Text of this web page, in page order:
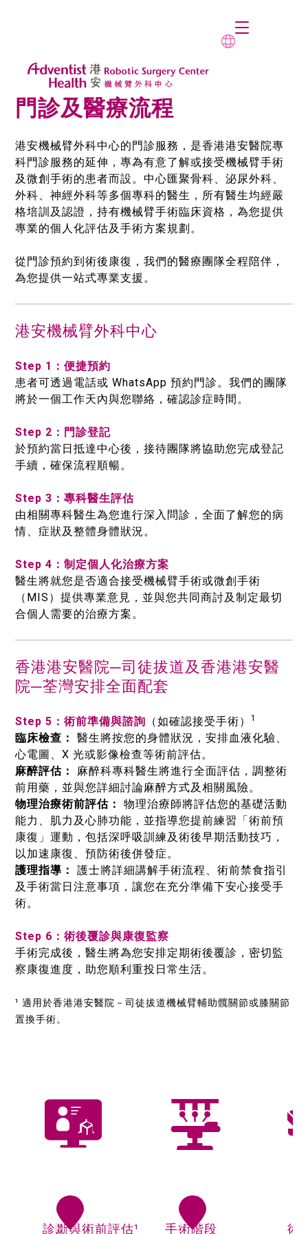
門診及醫療流程
港安機械臂外科中心的門診服務，是香港港安醫院專
科門診服務的延伸，專為有意了解或接受機械臂手術
及微創手術的患者而設。中心匯聚骨科、泌尿外科、
外科、神經外科等多個專科的醫生，所有醫生均經嚴
格培訓及認證，持有機械臂手術臨床資格，為您提供
專業的個人化評估及手術方案規劃。
從門診預約到術後康復，我們的醫療團隊全程陪伴，
為您提供一站式專業支援。
港安機械臂外科中心
Step 1：便捷預約
患者可透過電話或 WhatsApp 預約門診。我們的團隊
將於一個工作天內與您聯絡，確認診症時間。
Step 2：門診登記
於預約當日抵達中心後，接待團隊將協助您完成登記
手續，確保流程順暢。
Step 3：專科醫生評估
由相關專科醫生為您進行深入問診，全面了解您的病
情、症狀及整體身體狀況。
Step 4：制定個人化治療方案
醫生將就您是否適合接受機械臂手術或微創手術
（MIS）提供專業意見，並與您共同商討及制定最切
合個人需要的治療方案。
香港港安醫院─司徒拔道及香港港安醫
院─荃灣安排全面配套
Step 5：術前準備與諮詢 （如確認接受手術） 1
臨床檢查 ：
醫生將按您的身體狀況，安排血液化驗、
心電圖、X 光或影像檢查等術前評估。
麻醉評估 ：
麻醉科專科醫生將進行全面評估，調整術
前用藥，並與您詳細討論麻醉方式及相關風險。
物理治療術前評估 ：
物理治療師將評估您的基礎活動
能力、肌力及心肺功能，並指導您提前練習「術前預
康復」運動，包括深呼吸訓練及術後早期活動技巧，
以加速康復、預防術後併發症。
護理指導 ：
護士將詳細講解手術流程、術前禁食指引
及手術當日注意事項，讓您在充分準備下安心接受手
術。
Step 6：術後覆診與康復監察
手術完成後，醫生將為您安排定期術後覆診，密切監
察康復進度，助您順利重投日常生活。
¹ 適用於香港港安醫院－司徒拔道機械臂輔助髖關節或膝關節
置換手術。
1
診斷與術前評估¹ 2
手術階段 術